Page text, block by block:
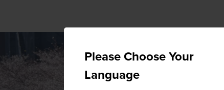
Please Choose Your
Language